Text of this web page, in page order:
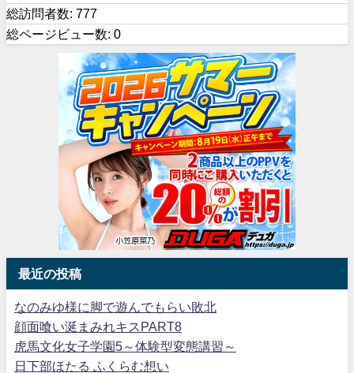
総訪問者数: 777
総ページビュー数: 0
最近の投稿
なのみゆ様に脚で遊んでもらい敗北
顔面喰い涎まみれキスPART8
虎馬文化女子学園5～体験型変態講習～
日下部ほたる ふくらむ想い